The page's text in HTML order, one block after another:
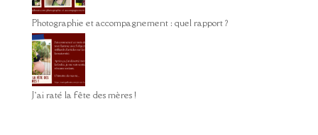
Photographie et accompagnement : quel rapport ?
J’ai raté la fête des mères !